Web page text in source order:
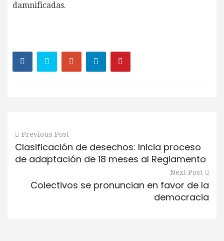
damnificadas.
Previous Post
Clasificación de desechos: Inicia proceso
de adaptación de 18 meses al Reglamento
Next Post
Colectivos se pronuncian en favor de la
democracia